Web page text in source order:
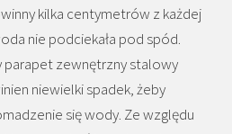
kilka centymetrów z każdej
nie podciekała pod spód.
parapet zewnętrzny stalowy
niewielki spadek, żeby
się wody. Ze względu